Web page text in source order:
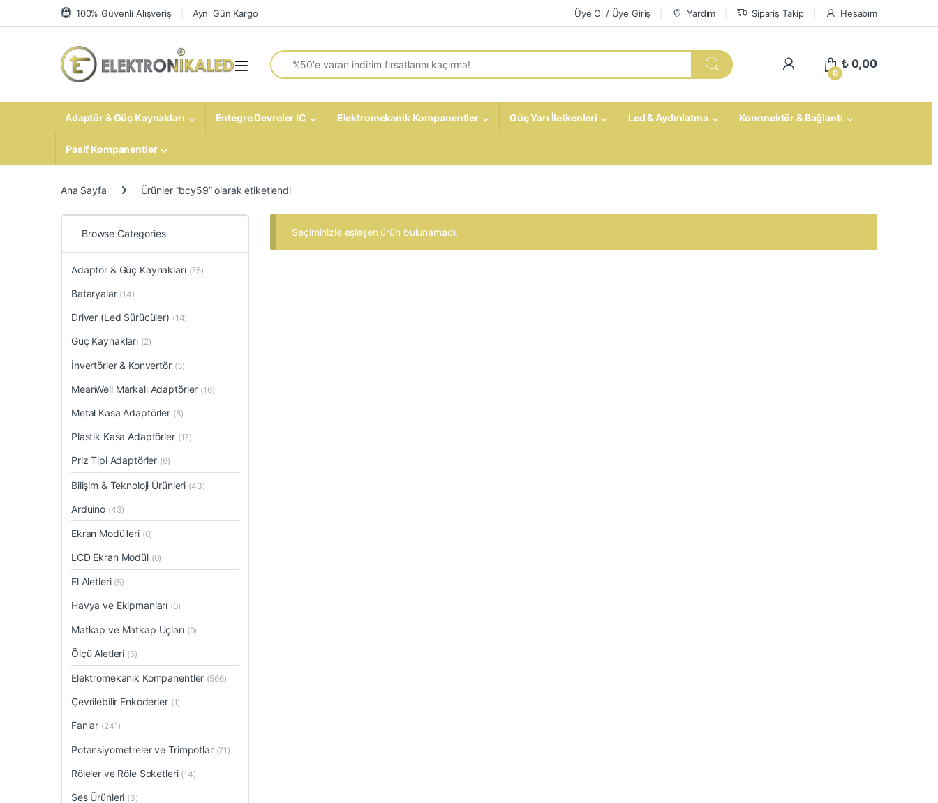
Skip to navigation
Skip to content 100% Güvenli Alışveriş Aynı Gün Kargo Üye Ol / Üye Giriş Yardım Sipariş Takip Hesabım
Open
Search for:
My Account
0
₺0,00
Adaptör & Güç Kaynakları Entegre Devreler IC Elektromekanik Kompanentler Güç Yarı İletkenleri Led & Aydınlatma Konnnektör & Bağlantı
Pasif Kompanentler
Ana Sayfa Ürünler “bcy59” olarak etiketlendi
Seçiminizle eşleşen ürün bulunamadı.
Browse Categories
Adaptör & Güç Kaynakları (75)
Bataryalar (14)
Driver (Led Sürücüler) (14)
Güç Kaynakları (2)
İnvertörler & Konvertör (3)
MeanWell Markalı Adaptörler (16)
Metal Kasa Adaptörler (8)
Plastik Kasa Adaptörler (17)
Priz Tipi Adaptörler (6)
Bilişim & Teknoloji Ürünleri (43)
Arduino (43)
Ekran Modülleri (0)
LCD Ekran Modül (0)
El Aletleri (5)
Havya ve Ekipmanları (0)
Matkap ve Matkap Uçları (0)
Ölçü Aletleri (5)
Elektromekanik Kompanentler (566)
Çevrilebilir Enkoderler (1)
Fanlar (241)
Potansiyometreler ve Trimpotlar (71)
Röleler ve Röle Soketleri (14)
Ses Ürünleri (3)